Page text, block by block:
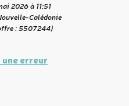
2026 à 11:51
Calédonie
:5507244)
erreur